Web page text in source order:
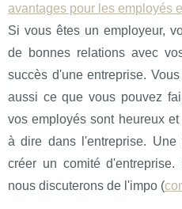
avantages pour les employés
Si vous êtes un employeur,
de bonnes relations avec
succès d'une entreprise.
aussi ce que vous pouvez
vos employés sont heureux
à dire dans l'entreprise.
créer un comité
nous discuterons de l'impo (